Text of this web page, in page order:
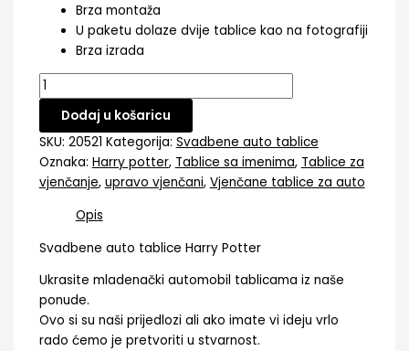
Brza montaža
U paketu dolaze dvije tablice kao na fotografiji
Brza izrada
Dodaj u košaricu
SKU: 20521 Kategorija: Svadbene auto tablice
Oznaka: Harry potter, Tablice sa imenima, Tablice za
vjenčanje, upravo vjenčani, Vjenčane tablice za auto
Opis
Svadbene auto tablice Harry Potter
Ukrasite mladenački automobil tablicama iz naše
ponude.
Ovo si su naši prijedlozi ali ako imate vi ideju vrlo
rado ćemo je pretvoriti u stvarnost.